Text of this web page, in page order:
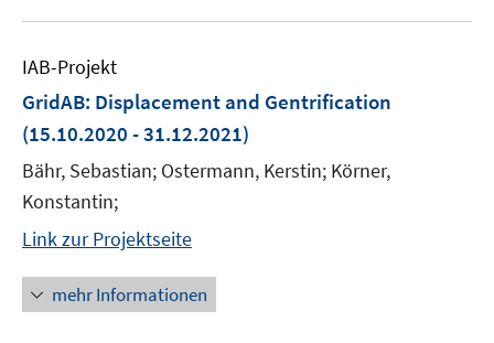
IAB-Projekt
GridAB: Displacement and Gentrification
(15.10.2020 - 31.12.2021)
Bähr, Sebastian; Ostermann, Kerstin; Körner,
Konstantin;
Link zur Projektseite
mehr Informationen